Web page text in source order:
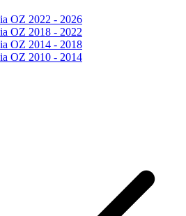
OZ 2022 - 2026
OZ 2018 - 2022
OZ 2014 - 2018
OZ 2010 - 2014